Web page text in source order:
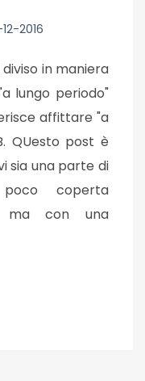
2016
in maniera
lungo periodo"
affittare "a
QUesto post è
sia una parte di
coperta
ma con una